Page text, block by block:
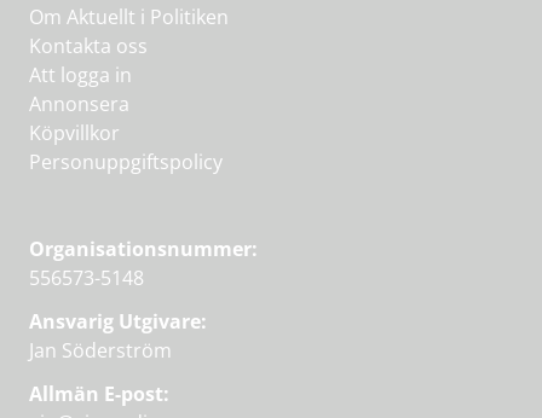
Om Aktuellt i Politiken
Kontakta oss
Att logga in
Annonsera
Köpvillkor
Personuppgiftspolicy
Organisationsnummer:
556573-5148
Ansvarig Utgivare:
Jan Söderström
Allmän E-post: